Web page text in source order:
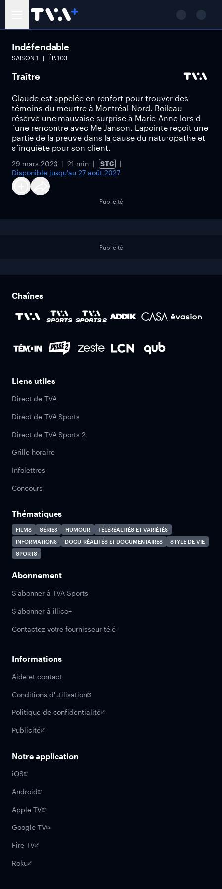
Indéfendable
SAISON 1 ÉP. 103
Traître
Claude est appelée en renfort pour trouver des
témoins du meurtre à Montréal-Nord. Boileau
réserve une mauvaise surprise à Marie-Anne lors d
´une rencontre avec Me Janson. Lapointe reçoit une
partie de la preuve dans la cause du naturopathe et
s´inquiète pour son client.
29 mars 2023 21 min
STC
Disponible jusqu'au 27 août 2027
Publicité
Publicité
Chaînes
Liens utiles
Direct de TVA
Direct de TVA Sports
Direct de TVA Sports 2
Grille horaire
Infolettres
Concours
Thématiques
FILMS SÉRIES HUMOUR
TÉLÉRÉALITÉS ET VARIÉTÉS
INFORMATIONS
DOCU-RÉALITÉS ET DOCUMENTAIRES
STYLE DE VIE
SPORTS
Abonnement
S'abonner à TVA Sports
S'abonner à illico+
Contactez votre fournisseur télé
Informations
Aide et contact
Conditions d'utilisation
Politique de confidentialité
Publicité
Notre application
iOS
Android
Apple TV
Google TV
Fire TV
Roku